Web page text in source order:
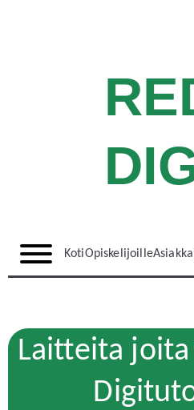
KotiOpiskelijoille
Laitteita